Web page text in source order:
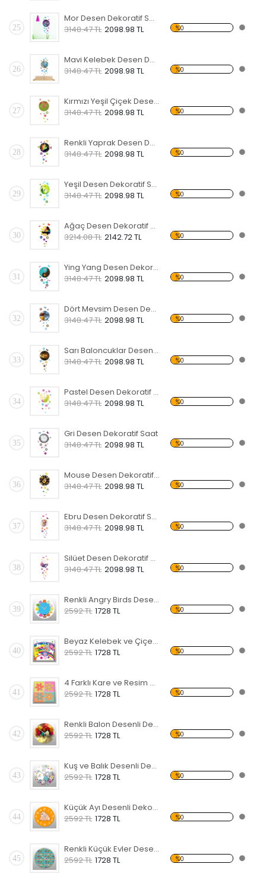
25
Mor Desen Dekoratif Saat
3148.47 TL 2098.98 TL %0
26
Mavi Kelebek Desen Dekoratif Saat
3148.47 TL 2098.98 TL %0
27
Kırmızı Yeşil Çiçek Desen Dekoratif Saat
3148.47 TL 2098.98 TL %0
28
Renkli Yaprak Desen Dekoratif Saat
3148.47 TL 2098.98 TL %0
29
Yeşil Desen Dekoratif Saat
3148.47 TL 2098.98 TL %0
30
Ağaç Desen Dekoratif Saat
3214.08 TL 2142.72 TL %0
31
Ying Yang Desen Dekoratif Saat
3148.47 TL 2098.98 TL %0
32
Dört Mevsim Desen Dekoratif Saat
3148.47 TL 2098.98 TL %0
33
Sarı Baloncuklar Desen Dekoratif Saat
3148.47 TL 2098.98 TL %0
34
Pastel Desen Dekoratif Saat
3148.47 TL 2098.98 TL %0
35
Gri Desen Dekoratif Saat
3148.47 TL 2098.98 TL %0
36
Mouse Desen Dekoratif Saat
3148.47 TL 2098.98 TL %0
37
Ebru Desen Dekoratif Saat
3148.47 TL 2098.98 TL %0
38
Silüet Desen Dekoratif Saat
3148.47 TL 2098.98 TL %0
39
Renkli Angry Birds Desenli Dekoratif Duvar Saati
2592 TL 1728 TL %0
40
Beyaz Kelebek ve Çiçek Desenli Dekoratif Duvar Saati
2592 TL 1728 TL %0
41
4 Farklı Kare ve Resim Desenli Dekoratif Duvar Saati
2592 TL 1728 TL %0
42
Renkli Balon Desenli Dekoratif Duvar Saati
2592 TL 1728 TL %0
43
Kuş ve Balık Desenli Dekoratif Duvar Saati
2592 TL 1728 TL %0
44
Küçük Ayı Desenli Dekoratif Duvar Saati
2592 TL 1728 TL %0
45
Renkli Küçük Evler Desenli Dekoratif Duvar Saati
2592 TL 1728 TL %0